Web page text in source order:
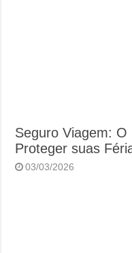
Seguro Viagem:
Proteger suas
03/03/2026